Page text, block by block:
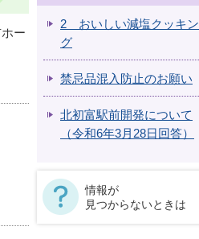
ー
2 おいしい減塩クッキン
グ
禁忌品混入防止のお願い
北初富駅前開発について
（令和6年3月28日回答）
情報が
見つからないときは